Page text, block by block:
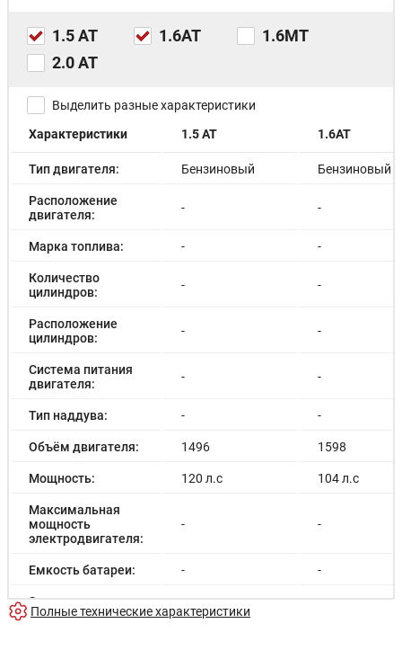
1.5 AT 1.6AT
1.6МТ
2.0 АТ
Выделить разные характеристики
Характеристики
1.5 AT 1.6AT
Тип двигателя: Бензиновый Бензиновый
Расположение
двигателя:
- -
Марка топлива: - -
Количество
цилиндров:
- -
Расположение
цилиндров:
- -
Система питания
двигателя:
- -
Тип наддува: - -
Объём двигателя: 1496 1598
Мощность: 120 л.с 104 л.с
Максимальная
мощность
электродвигателя:
- -
Емкость батареи: - -
Запас хода на
электричестве:
-
Полные технические характеристики